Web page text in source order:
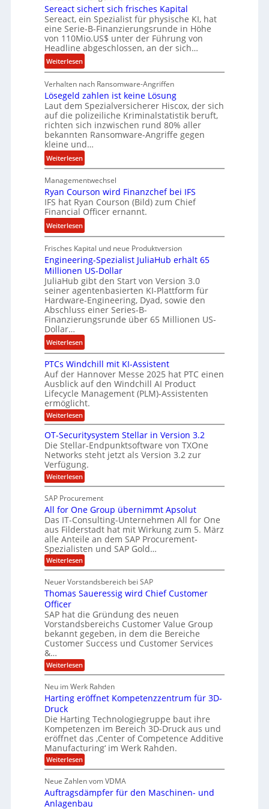
Sereact sichert sich frisches Kapital
Sereact, ein Spezialist für physische KI, hat
eine Serie-B-Finanzierungsrunde in Höhe
von 110Mio.US$ unter der Führung von
Headline abgeschlossen, an der sich…
Weiterlesen:
S
e
r
e
a
c
t
s
i
e
r
t
s
c
h
f
r
i
s
c
h
e
K
a
p
i
t
a
l
Verhalten nach Ransomware-Angriffen
Lösegeld zahlen ist keine Lösung
Laut dem Spezialversicherer Hiscox, der sich
auf die polizeiliche Kriminalstatistik beruft,
richten sich inzwischen rund 80% aller
bekannten Ransomware-Angriffe gegen
kleine und…
Weiterlesen:
L
ö
s
e
g
e
l
d
z
a
h
l
e
n
t
k
e
i
n
e
L
ö
s
u
n
g
Managementwechsel
Ryan Courson wird Finanzchef bei IFS
IFS hat Ryan Courson (Bild) zum Chief
Financial Officer ernannt.
Weiterlesen:
R
y
a
n
C
o
u
r
n
w
i
r
d
F
i
n
a
n
z
c
h
e
f
b
e
i
I
F
S
Frisches Kapital und neue Produktversion
Engineering-Spezialist JuliaHub erhält 65
Millionen US-Dollar
JuliaHub gibt den Start von Version 3.0
seiner agentenbasierten KI-Plattform für
Hardware-Engineering, Dyad, sowie den
Abschluss einer Series-B-
Finanzierungsrunde über 65 Millionen US-
Dollar…
Weiterlesen:
E
n
g
i
n
e
e
r
i
n
g
-
p
e
z
i
a
l
i
s
t
u
l
i
H
u
b
e
h
ä
l
t
6
M
PTCs Windchill mit KI-Assistent
Auf der Hannover Messe 2025 hat PTC einen
Ausblick auf den Windchill AI Product
Lifecycle Management (PLM)-Assistenten
ermöglicht.
Weiterlesen:
P
T
C
s
W
i
n
d
c
h
i
l
l
m
i
t
K
I
A
s
s
s
t
e
n
OT-Securitysystem Stellar in Version 3.2
Die Stellar-Endpunktsoftware von TXOne
Networks steht jetzt als Version 3.2 zur
Verfügung.
Weiterlesen:
O
-
S
e
c
u
r
i
t
y
y
s
e
m
S
t
e
l
a
r
i
n
V
r
s
i
o
n
3
.
2
SAP Procurement
All for One Group übernimmt Apsolut
Das IT-Consulting-Unternehmen All for One
aus Filderstadt hat mit Wirkung zum 5. März
alle Anteile an dem SAP Procurement-
Spezialisten und SAP Gold…
Weiterlesen:
A
l
f
r
O
n
e
G
o
u
p
ü
b
e
n
i
m
m
t
A
p
s
o
l
u
Neuer Vorstandsbereich bei SAP
Thomas Saueressig wird Chief Customer
Officer
SAP hat die Gründung des neuen
Vorstandsbereichs Customer Value Group
bekannt gegeben, in dem die Bereiche
Customer Success und Customer Services
&…
Weiterlesen:
T
o
m
S
a
u
e
r
e
s
i
Neu im Werk Rahden
Harting eröffnet Kompetenzzentrum für 3D-
Druck
Die Harting Technologiegruppe baut ihre
Kompetenzen im Bereich 3D-Druck aus und
eröffnet das ‚Center of Competence Additive
Manufacturing‘ im Werk Rahden.
Weiterlesen:
H
r
t
i
Neue Zahlen vom VDMA
Auftragsdämpfer für den Maschinen- und
Anlagenbau